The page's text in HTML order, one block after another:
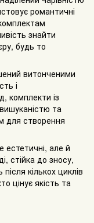
романтичні
знайти
будь то
витонченими
і
комплекти із
та
для створення
естетичні, але й
стійка до зносу,
кількох циклів
цінує якість та